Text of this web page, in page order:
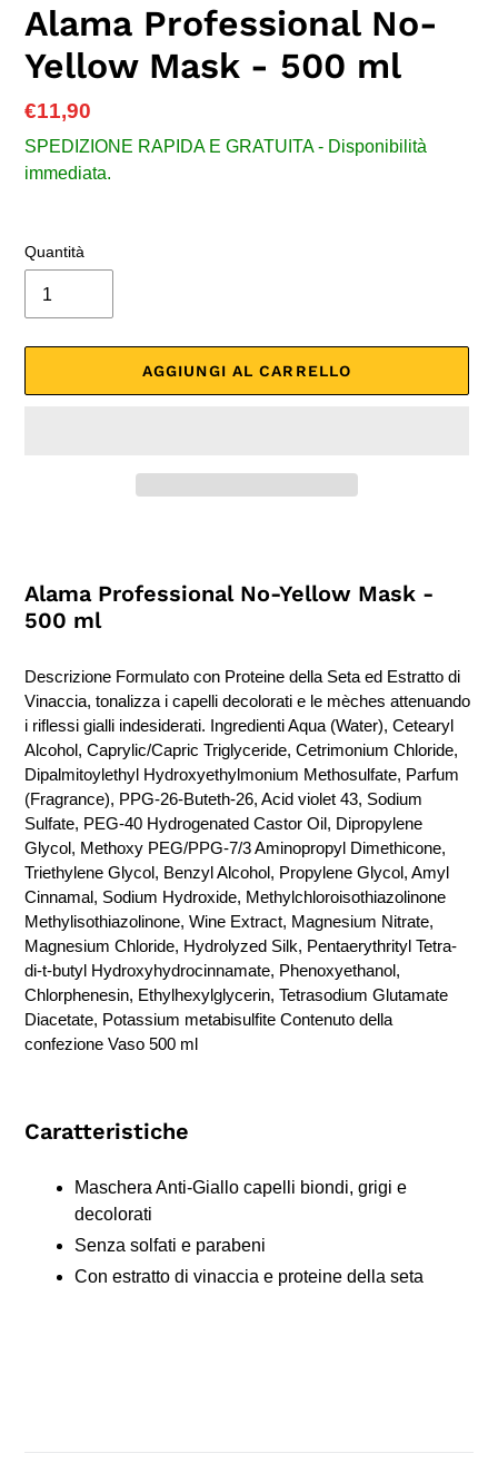
Alama Professional No-
Yellow Mask - 500 ml
Prezzo
di
listino
€11,90
SPEDIZIONE RAPIDA E GRATUITA - Disponibilità
immediata.
Quantità
AGGIUNGI AL CARRELLO
nel
carrello
Alama Professional No-Yellow Mask -
500 ml
Descrizione Formulato con Proteine della Seta ed Estratto di
Vinaccia, tonalizza i capelli decolorati e le mèches attenuando
i riflessi gialli indesiderati. Ingredienti Aqua (Water), Cetearyl
Alcohol, Caprylic/Capric Triglyceride, Cetrimonium Chloride,
Dipalmitoylethyl Hydroxyethylmonium Methosulfate, Parfum
(Fragrance), PPG-26-Buteth-26, Acid violet 43, Sodium
Sulfate, PEG-40 Hydrogenated Castor Oil, Dipropylene
Glycol, Methoxy PEG/PPG-7/3 Aminopropyl Dimethicone,
Triethylene Glycol, Benzyl Alcohol, Propylene Glycol, Amyl
Cinnamal, Sodium Hydroxide, Methylchloroisothiazolinone
Methylisothiazolinone, Wine Extract, Magnesium Nitrate,
Magnesium Chloride, Hydrolyzed Silk, Pentaerythrityl Tetra-
di-t-butyl Hydroxyhydrocinnamate, Phenoxyethanol,
Chlorphenesin, Ethylhexylglycerin, Tetrasodium Glutamate
Diacetate, Potassium metabisulfite Contenuto della
confezione Vaso 500 ml
Caratteristiche
Maschera Anti-Giallo capelli biondi, grigi e
decolorati
Senza solfati e parabeni
Con estratto di vinaccia e proteine della seta